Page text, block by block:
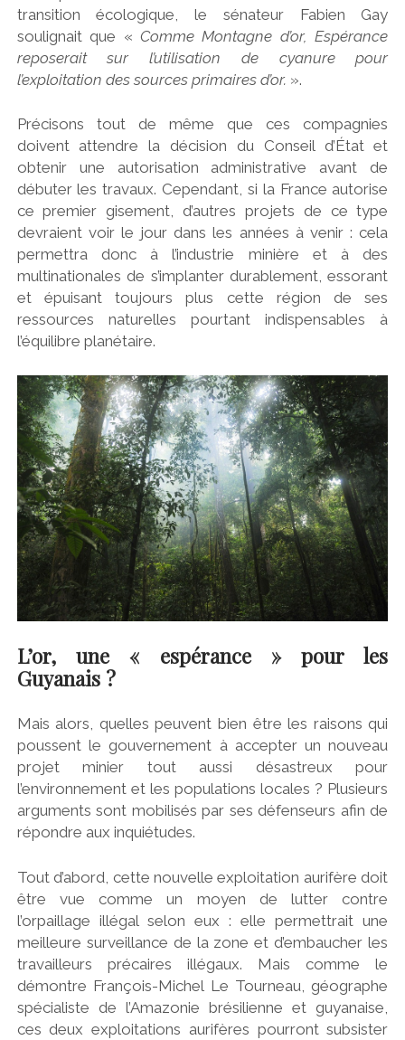
transition écologique, le sénateur Fabien Gay
soulignait que « Comme Montagne d’or, Espérance
reposerait sur l’utilisation de cyanure pour
l’exploitation des sources primaires d’or. ».
Précisons tout de même que ces compagnies
doivent attendre la décision du Conseil d’État et
obtenir une autorisation administrative avant de
débuter les travaux. Cependant, si la France autorise
ce premier gisement, d’autres projets de ce type
devraient voir le jour dans les années à venir : cela
permettra donc à l’industrie minière et à des
multinationales de s’implanter durablement, essorant
et épuisant toujours plus cette région de ses
ressources naturelles pourtant indispensables à
l’équilibre planétaire.
L’or, une « espérance » pour les
Guyanais ?
Mais alors, quelles peuvent bien être les raisons qui
poussent le gouvernement à accepter un nouveau
projet minier tout aussi désastreux pour
l’environnement et les populations locales ? Plusieurs
arguments sont mobilisés par ses défenseurs afin de
répondre aux inquiétudes.
Tout d’abord, cette nouvelle exploitation aurifère doit
être vue comme un moyen de lutter contre
l’orpaillage illégal selon eux : elle permettrait une
meilleure surveillance de la zone et d’embaucher les
travailleurs précaires illégaux. Mais comme le
démontre François-Michel Le Tourneau, géographe
spécialiste de l’Amazonie brésilienne et guyanaise,
ces deux exploitations aurifères pourront subsister